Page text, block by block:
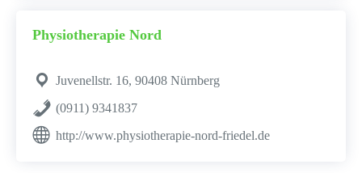
Physiotherapie Nord
Juvenellstr. 16, 90408 Nürnberg
(0911) 9341837
http://www.physiotherapie-nord-friedel.de